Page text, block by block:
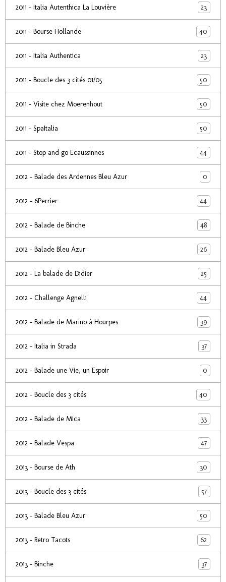
2011 - Italia Autenthica La Louvière 23
2011 - Bourse Hollande 40
2011 - Italia Authentica 23
2011 - Boucle des 3 cités 01/05 50
2011 - Visite chez Moerenhout 50
2011 - SpaItalia 50
2011 - Stop and go Ecaussinnes 44
2012 - Balade des Ardennes Bleu Azur 0
2012 - 6Perrier 44
2012 - Balade de Binche 48
2012 - Balade Bleu Azur 26
2012 - La balade de Didier 25
2012 - Challenge Agnelli 44
2012 - Balade de Marino à Hourpes 39
2012 - Italia in Strada 37
2012 - Balade une Vie, un Espoir 0
2012 - Boucle des 3 cités 40
2012 - Balade de Mica 33
2012 - Balade Vespa 47
2013 - Bourse de Ath 30
2013 - Boucle des 3 cités 57
2013 - Balade Bleu Azur 50
2013 - Retro Tacots 62
2013 - Binche 37